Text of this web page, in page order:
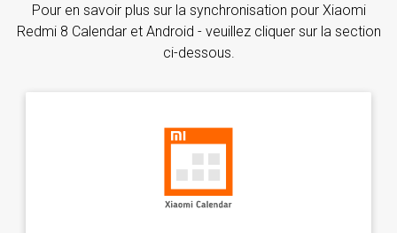
Pour en savoir plus sur la synchronisation pour Xiaomi
Redmi 8 Calendar et Android - veuillez cliquer sur la section
ci-dessous.